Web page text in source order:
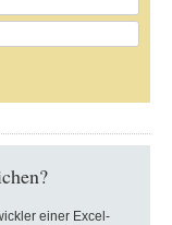
einer Excel-